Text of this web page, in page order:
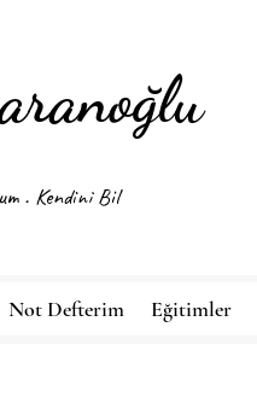
. Kendini Bil
Not Defterim Eğitimler